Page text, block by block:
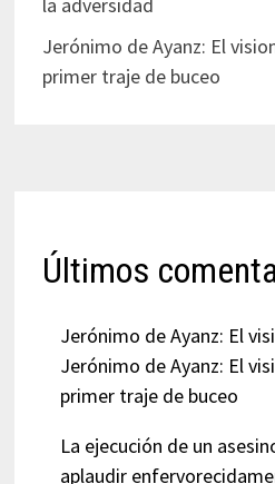
la adversidad
Jerónimo de Ayanz: El
primer traje de buceo
Últimos
Jerónimo de Ayanz: El
Jerónimo de Ayanz: El
primer traje de buceo
La ejecución de un
aplaudir